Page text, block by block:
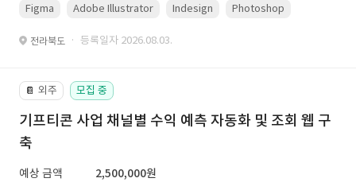
Figma Adobe Illustrator Indesign Photoshop
전라북도 · 등록일자 2026.08.03.
📔 외주 모집 중
기프티콘 사업 채널별 수익 예측 자동화 및 조회 웹 구
축
예상 금액
2,500,000원